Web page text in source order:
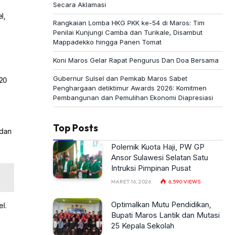
Secara Aklamasi
Rangkaian Lomba HKG PKK ke-54 di Maros: Tim
Penilai Kunjungi Camba dan Turikale, Disambut
Mappadekko hingga Panen Tomat
Koni Maros Gelar Rapat Pengurus Dan Doa Bersama
Gubernur Sulsel dan Pemkab Maros Sabet
Penghargaan detiktimur Awards 2026: Komitmen
Pembangunan dan Pemulihan Ekonomi Diapresiasi
Top Posts
Polemik Kuota Haji, PW GP
Ansor Sulawesi Selatan Satu
Intruksi Pimpinan Pusat
MARET 16, 2026 6,590VIEWS
Optimalkan Mutu Pendidikan,
Bupati Maros Lantik dan Mutasi
25 Kepala Sekolah